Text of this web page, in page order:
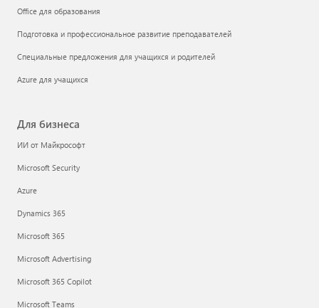
Office для образования
Подготовка и профессиональное развитие преподавателей
Специальные предложения для учащихся и родителей
Azure для учащихся
Для бизнеса
ИИ от Майкрософт
Microsoft Security
Azure
Dynamics 365
Microsoft 365
Microsoft Advertising
Microsoft 365 Copilot
Microsoft Teams